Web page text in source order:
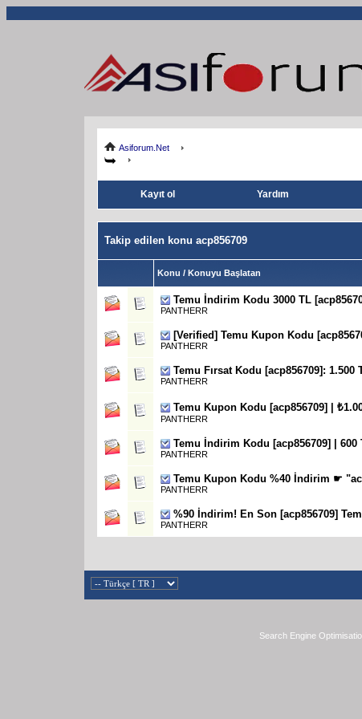
Asiforum.Net
Kayıt ol Yardım
Takip edilen konu acp856709
Konu / Konuyu Başlatan
Temu İndirim Kodu 3000 TL
PANTHERR
[Verified] Temu Kupon Kodu
PANTHERR
Temu Fırsat Kodu [acp856709]: 1.500
PANTHERR
Temu Kupon Kodu [acp856709] |
PANTHERR
Temu İndirim Kodu [acp856709] | 600
PANTHERR
Temu Kupon Kodu %40 İndirim ☛
PANTHERR
%90 İndirim! En Son [acp856709]
PANTHERR
Search Engine